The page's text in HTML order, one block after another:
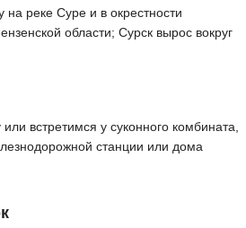
реке Суре и в окрестности
области; Сурск вырос вокруг
встретимся у суконного комбината,
станции или дома